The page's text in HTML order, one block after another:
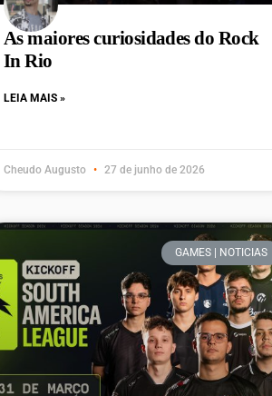
As maiores curiosidades do Rock
In Rio
LEIA MAIS »
Cheudo Augusto 27 de junho de 2026
GAMES | NOTICIAS